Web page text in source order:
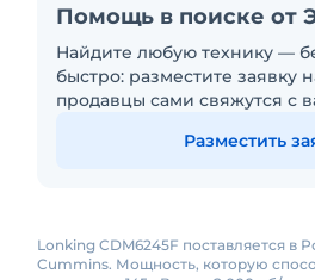
Помощь в поиске от
Найдите любую технику —
быстро: разместите заявку
продавцы сами свяжутся с
Разместить
Lonking CDM6245F поставляется в
Cummins. Мощность, которую